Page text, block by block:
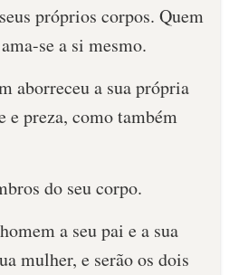
próprios corpos. Quem
se a si mesmo.
aborreceu a sua própria
e preza, como também
do seu corpo.
a seu pai e a sua
mulher, e serão os dois